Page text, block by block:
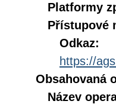
Platformy
Přístupové
Odkaz:
https://
Obsahovaná
Název